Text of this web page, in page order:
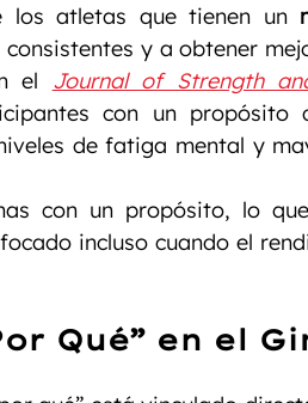
atletas que tienen un
y a obtener
el Journal of Strength
con un propósito
de fatiga mental y
con un propósito, lo
incluso cuando el
Qué” en el